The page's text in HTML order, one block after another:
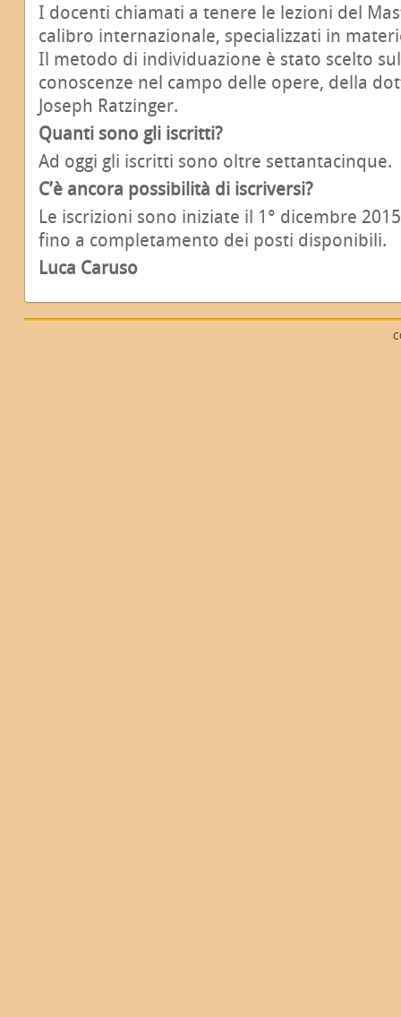
I docenti chiamati a tenere le lezioni del
calibro internazionale, specializzati in
Il metodo di individuazione è stato scelto
conoscenze nel campo delle opere, della
Joseph Ratzinger.
Quanti sono gli iscritti?
Ad oggi gli iscritti sono oltre settantacinque.
C’è ancora possibilità di iscriversi?
Le iscrizioni sono iniziate il 1° dicembre
fino a completamento dei posti disponibili.
Luca Caruso